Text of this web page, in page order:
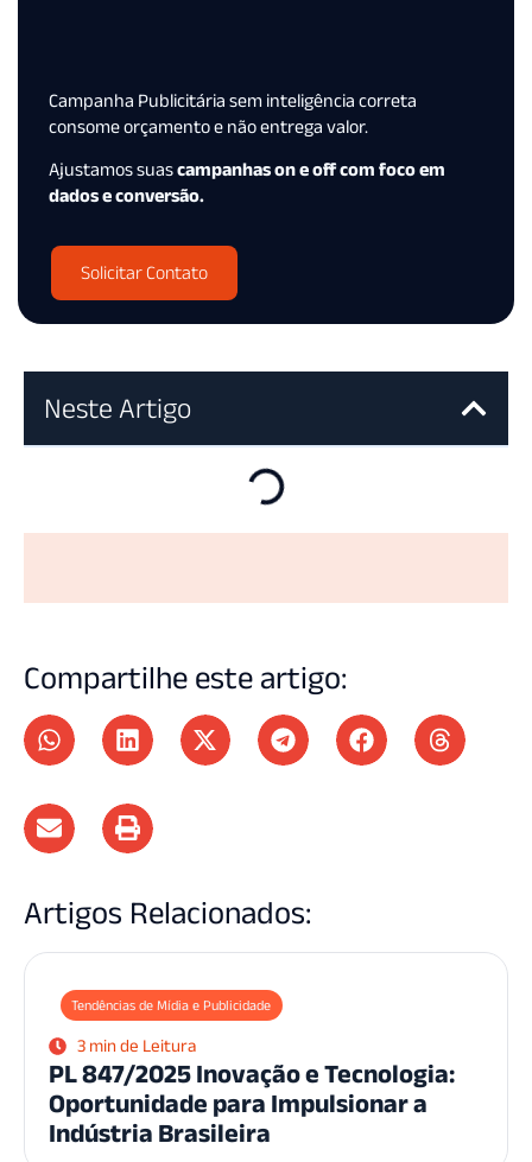
Campanha Publicitária sem inteligência correta
consome orçamento e não entrega valor.
Ajustamos suascampanhas on e off com foco em
dados e conversão.
Solicitar Contato
Neste Artigo
Compartilhe este artigo:
Artigos Relacionados:
Tendências de Mídia e Publicidade
3 min de Leitura
PL 847/2025 Inovação e Tecnologia:
Oportunidade para Impulsionar a
Indústria Brasileira